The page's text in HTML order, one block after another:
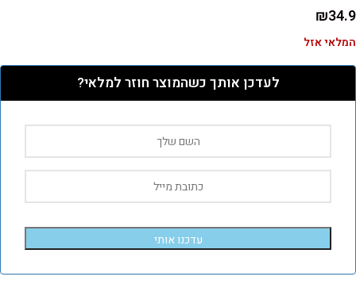
₪34.9
המלאי אזל
לעדכן אותך כשהמוצר חוזר למלאי?
עדכנו אותי